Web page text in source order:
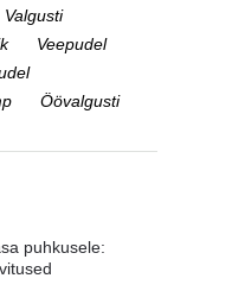
Valgusti
Veepudel
Öövalgusti
puhkusele: